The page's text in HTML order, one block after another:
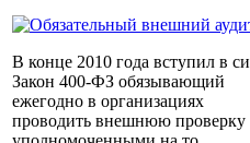
В конце 2010 года вступил в
Закон 400-ФЗ обязывающий
ежегодно в организациях
проводить внешнюю проверку